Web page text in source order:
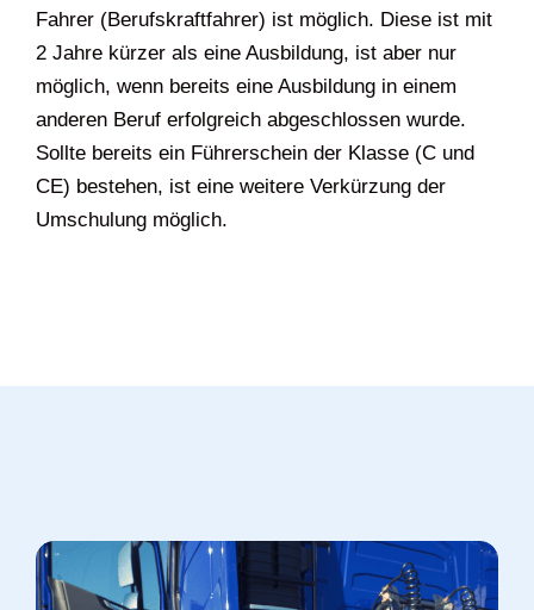
Fahrer (Berufskraftfahrer) ist möglich. Diese ist mit
2 Jahre kürzer als eine Ausbildung, ist aber nur
möglich, wenn bereits eine Ausbildung in einem
anderen Beruf erfolgreich abgeschlossen wurde.
Sollte bereits ein Führerschein der Klasse (C und
CE) bestehen, ist eine weitere Verkürzung der
Umschulung möglich.